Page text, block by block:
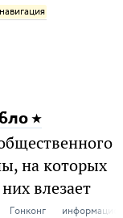
навигация
на которых
влезает
Гонконг